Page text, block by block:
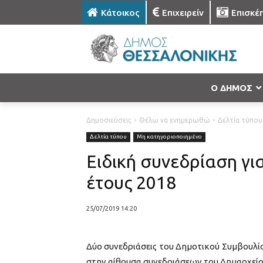
Κάτοικος Επιχειρείν
Ο ΔΗΜΟΣ
Δημοσιεύσεις Θέλω να ενημερωθώ Δελτία τύπου
Δελτία τύπου Μη κατηγοριοποιημένο
Ειδική συνεδρίαση
έτους 2018
25/07/2019 14:20
Δύο συνεδριάσεις του Δημοτικού